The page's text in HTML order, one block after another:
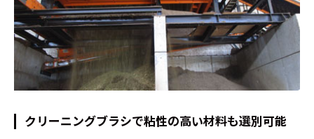
クリーニングブラシで粘性の高い材料も選別可能